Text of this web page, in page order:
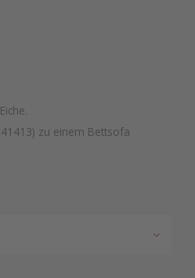
zu einem Bettsofa